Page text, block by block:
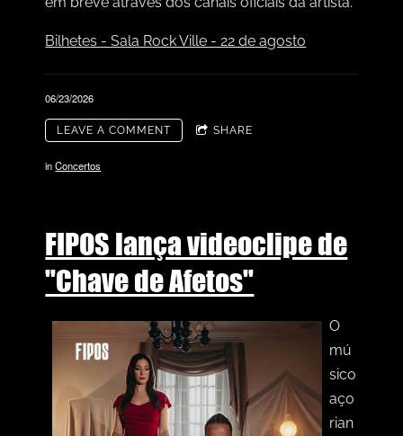
Bilhetes - Sala Rock Ville - 22 de agosto
06/23/2026
LEAVE A COMMENT SHARE
inConcertos
FIPOS lança videoclipe de
"Chave de Afetos"
O
mú
sico
aço
rian